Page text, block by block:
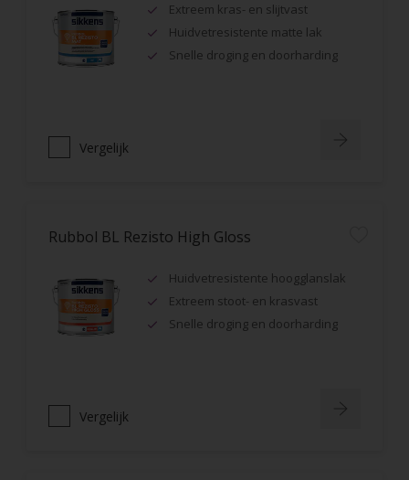
Extreem kras- en slijtvast
Huidvetresistente matte lak
Snelle droging en doorharding
Vergelijk
Rubbol BL Rezisto High Gloss
Huidvetresistente hoogglanslak
Extreem stoot- en krasvast
Snelle droging en doorharding
Vergelijk